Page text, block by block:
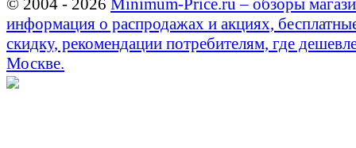
© 2004 - 2026 Minimum-Price.ru – обзоры
информация о распродажах и акциях,
скидку, рекомендации потребителям, где
Москве.